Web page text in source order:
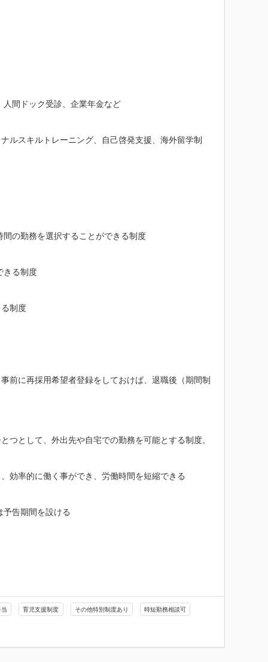
間ドック受診、企業年金など
ルスキルトレーニング、自己啓発支援、海外留学制
の勤務を選択することができる制度
きる制度
制度
前に再採用希望者登録をしておけば、退職後（期間制
つとして、外出先や自宅での勤務を可能とする制度。
効率的に働く事ができ、労働時間を短縮できる
告期間を設ける
育児支援制度 その他特別制度あり 時短勤務相談可